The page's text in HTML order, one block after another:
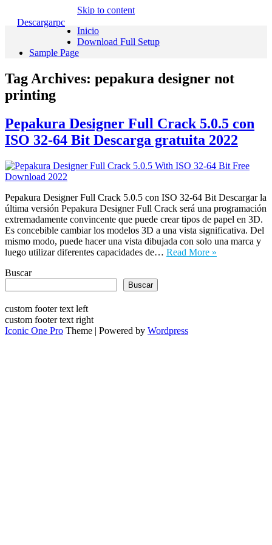
Descargarpc
Skip to content
Inicio
Download Full Setup
Sample Page
Tag Archives: pepakura designer not
printing
Pepakura Designer Full Crack 5.0.5 con
ISO 32-64 Bit Descarga gratuita 2022
Pepakura Designer Full Crack 5.0.5 con ISO 32-64 Bit Descargar la
última versión Pepakura Designer Full Crack será una programación
extremadamente convincente que puede crear tipos de papel en 3D.
Es concebible cambiar los modelos 3D a una vista significativa. Del
mismo modo, puede hacer una vista dibujada con solo una marca y
luego utilizar diferentes capacidades de… Read More »
Buscar
Buscar
custom footer text left
custom footer text right
Iconic One Pro Theme | Powered by Wordpress